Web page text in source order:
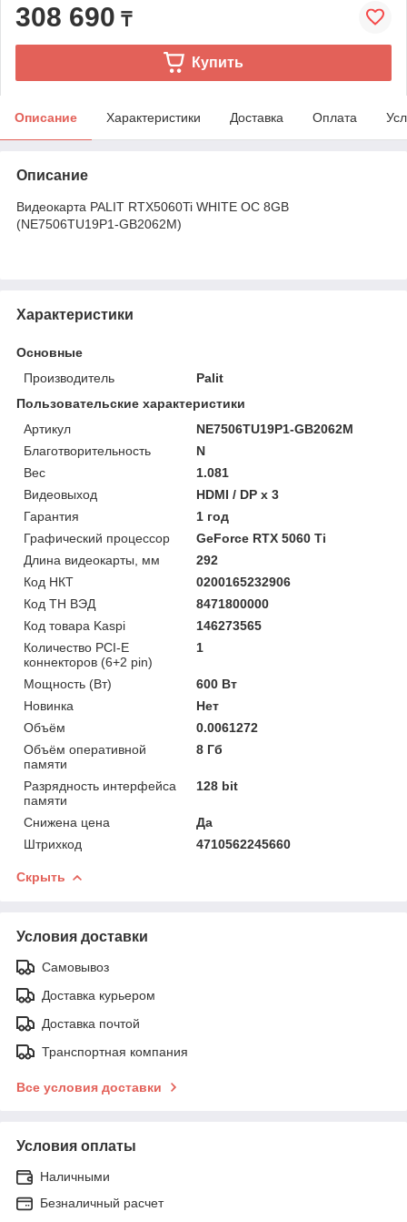
308 690 ₸
Купить
Описание Характеристики Доставка Оплата
Описание
Видеокарта PALIT RTX5060Ti WHITE OC 8GB
(NE7506TU19P1-GB2062M)
Характеристики
Основные
Производитель
Palit
Пользовательские характеристики
Артикул
NE7506TU19P1-GB2062M
Благотворительность
N
Вес
1.081
Видеовыход
HDMI / DP x 3
Гарантия
1 год
Графический процессор
GeForce RTX 5060 Ti
Длина видеокарты, мм
292
Код НКТ
0200165232906
Код ТН ВЭД
8471800000
Код товара Kaspi
146273565
Количество PCI-E
коннекторов (6+2 pin)
1
Мощность (Bт)
600 Вт
Новинка
Нет
Объём
0.0061272
Объём оперативной
памяти
8 Гб
Разрядность интерфейса
памяти
128 bit
Снижена цена
Да
Штрихкод
4710562245660
Скрыть
Условия доставки
Самовывоз
Доставка курьером
Доставка почтой
Транспортная компания
Все условия доставки
Условия оплаты
Наличными
Безналичный расчет